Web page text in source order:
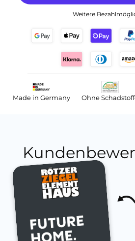
Weitere
Made in Germany Ohne